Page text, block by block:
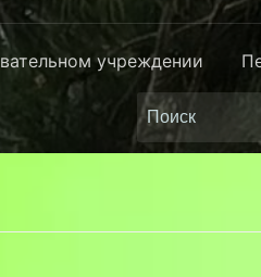
учреждении
Поиск
по: